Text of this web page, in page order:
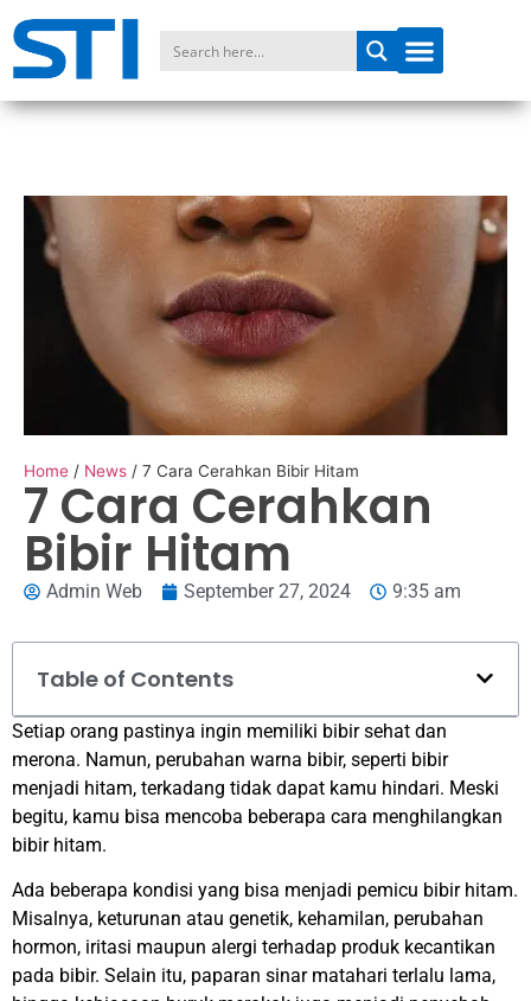
Home / News / 7 Cara Cerahkan Bibir Hitam
7 Cara Cerahkan
Bibir Hitam
Admin Web September 27, 2024 9:35 am
Table of Contents
Setiap orang pastinya ingin memiliki bibir sehat dan
merona. Namun, perubahan warna bibir, seperti bibir
menjadi hitam, terkadang tidak dapat kamu hindari. Meski
begitu, kamu bisa mencoba beberapa cara menghilangkan
bibir hitam.
Ada beberapa kondisi yang bisa menjadi pemicu bibir hitam.
Misalnya, keturunan atau genetik, kehamilan, perubahan
hormon, iritasi maupun alergi terhadap produk kecantikan
pada bibir. Selain itu, paparan sinar matahari terlalu lama,